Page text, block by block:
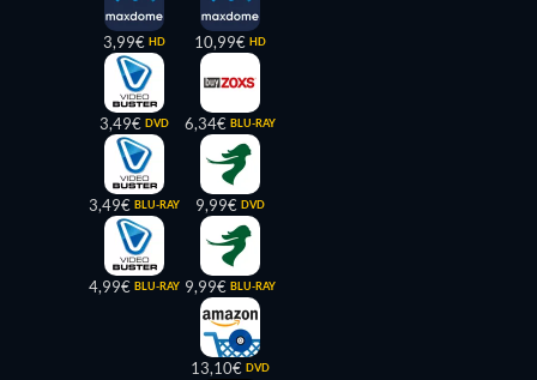
3,99€ HD
3,49€ DVD
3,49€ BLU-RAY
4,99€ BLU-RAY
10,99€ HD
6,34€ BLU-RAY
9,99€ DVD
9,99€ BLU-RAY
13,10€ DVD